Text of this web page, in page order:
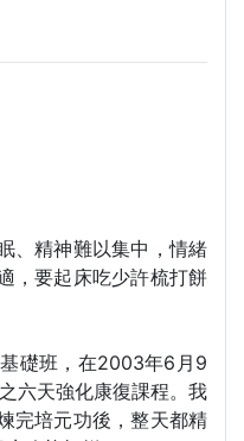
、精神難以集中，情緒
，要起床吃少許梳打餅
礎班，在2003年6月9
六天強化康復課程。我
完培元功後，整天都精